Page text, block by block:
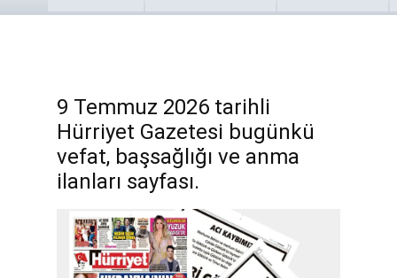
9 Temmuz 2026 tarihli
Hürriyet Gazetesi bugünkü
vefat, başsağlığı ve anma
ilanları sayfası.